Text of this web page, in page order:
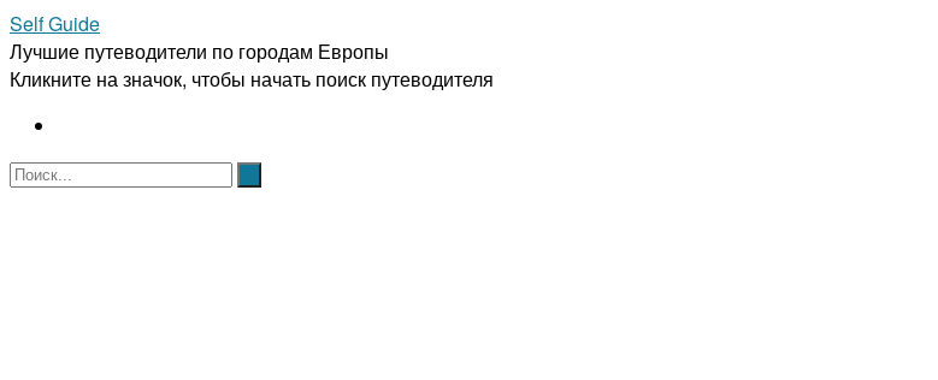
Self Guide
Лучшие путеводители по городам Европы
Кликните на значок, чтобы начать поиск путеводителя